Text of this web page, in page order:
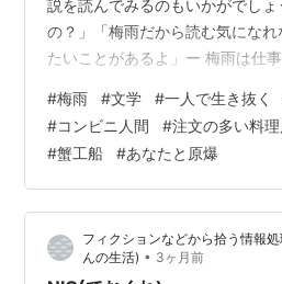
説を読んでみるのもいかがでし
の？」「梅雨だから読む気にな
たいことがあるよ」ー 梅雨は仕
ら読む気になれない。 しかし、
小説の中に映画化されたものがあ
とき、読んでみたくなりませんか
の映画を観たくなりませんか。
がっていることも知れるはず。
小説5冊を読む優先順位で紹介…
#梅雨 #文学 #一人で生き抜く
#コンビニ人間 #注文の多い料
#蟹工船 #あなたと原爆
フィクションなどから拾う情報
んの生活) • 3ヶ月前